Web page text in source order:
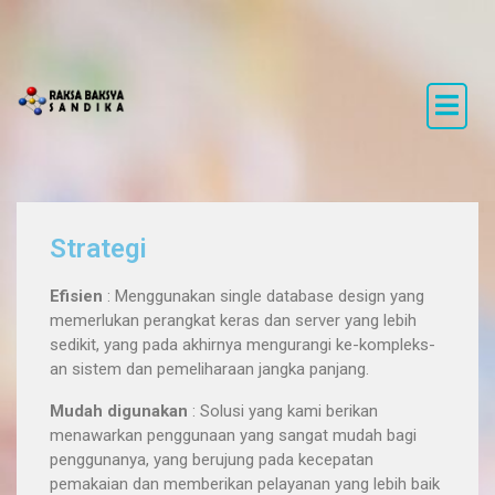
Strategi
Efisien : Menggunakan single database design yang
memerlukan perangkat keras dan server yang lebih
sedikit, yang pada akhirnya mengurangi ke-kompleks-
an sistem dan pemeliharaan jangka panjang.
Mudah digunakan : Solusi yang kami berikan
menawarkan penggunaan yang sangat mudah bagi
penggunanya, yang berujung pada kecepatan
pemakaian dan memberikan pelayanan yang lebih baik